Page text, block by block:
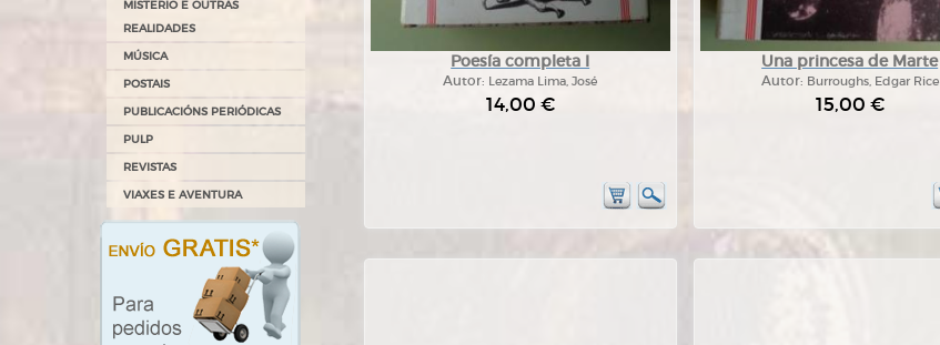
MISTERIO E OUTRAS
REALIDADES
MÚSICA
POSTAIS
PUBLICACIÓNS PERIÓDICAS
PULP
REVISTAS
VIAXES E AVENTURA
Poesía completa I
Autor: Lezama Lima, José
14,00 €
Una princesa de Marte
Autor: Burroughs, Edgar Rice
15,00 €